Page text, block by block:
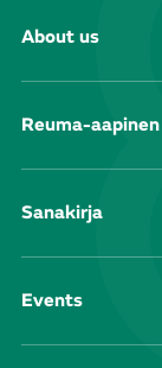
About us
Reuma-aapinen
Sanakirja
Events